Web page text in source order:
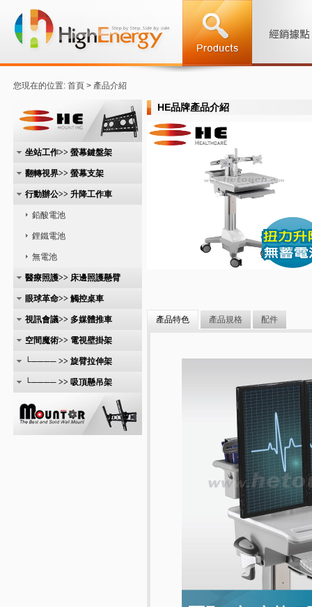
您現在的位置: 首頁 > 產品介紹
坐站工作>> 螢幕鍵盤架
翻轉視界>> 螢幕支架
行動辦公>> 升降工作車
鉛酸電池
鋰鐵電池
無電池
醫療照護>> 床邊照護懸臂
眼球革命>> 觸控桌車
視訊會議>> 多媒體推車
空間魔術>> 電視壁掛架
└──── >> 旋臂拉伸架
└──── >> 吸頂懸吊架
HE品牌產品介紹
產品特色 產品規格 配件